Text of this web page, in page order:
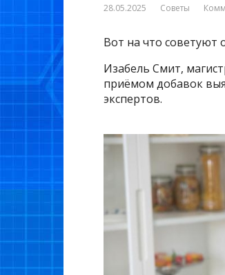
28.05.2025 Советы
Вот на что советуют
Изабель Смит,
приёмом добавок
экспертов.